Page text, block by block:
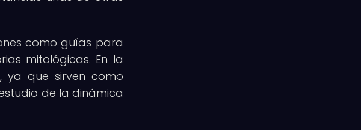
como guías para
mitológicas. En la
ya que sirven como
de la dinámica